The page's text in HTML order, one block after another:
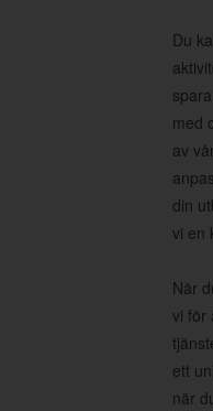
Du
med
av
din
vi en
När
vi för
ett
när